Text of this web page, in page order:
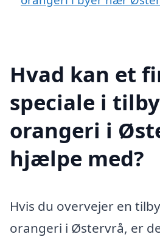
Hvad kan et
speciale i
orangeri i
hjælpe med?
Hvis du overvejer en
orangeri i Østervrå, er